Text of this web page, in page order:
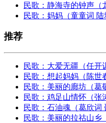
民歌：静海寺的钟声（
民歌：妈妈（童童词 陆
推荐
民歌：大爱无疆（任开
民歌：想起妈妈（陈世
民歌：美丽的廊坊（葛
民歌：鸡足山情怀（张
民歌：石油魂（葛欣词
民歌：美丽的拉祜山乡